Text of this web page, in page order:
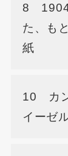
8 1904
た、も
紙
10 カン
イーゼ